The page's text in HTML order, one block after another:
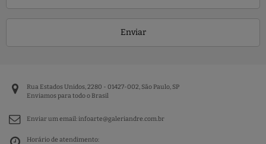
Enviar
Rua Estados Unidos, 2280 - 01427-002, São Paulo, SP
Enviamos para todo o Brasil
Enviar um email:infoarte@galeriandre.com.br
Horário de atendimento: